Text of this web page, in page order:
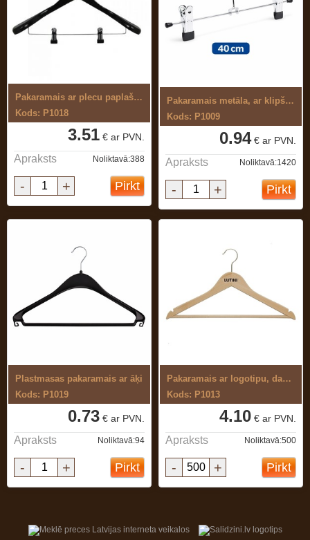
Pakaramais ar plecu paplašinājumu un ...
Kods: P1018
3.51 € ar PVN.
Apraksts Noliktavā:388
- + Pirkt
Pakaramais metāla, ar klipšiem
Kods: P1009
0.94€ ar PVN.
Apraksts Noliktavā:1420
- + Pirkt
Plastmasas pakaramais ar āķi
Kods: P1019
0.73 € ar PVN.
Apraksts Noliktavā:94
- + Pirkt
Pakaramais ar logotipu, dabīgais koks
Kods: P1013
4.10 € ar PVN.
Apraksts Noliktavā:500
- + Pirkt